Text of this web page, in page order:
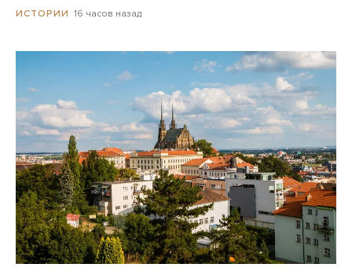
ИСТОРИИ 16 часов назад